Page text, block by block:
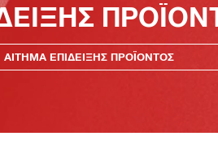
ΑΙΤΗΜΑ ΕΠΙΔΕΙΞΗΣ ΠΡΟΪΟΝΤΟΣ